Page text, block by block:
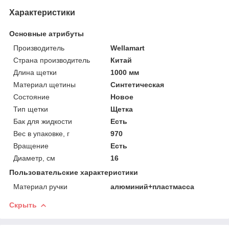
Характеристики
Основные атрибуты
Производитель
Wellamart
Страна производитель
Китай
Длина щетки
1000 мм
Материал щетины
Синтетическая
Состояние
Новое
Тип щетки
Щетка
Бак для жидкости
Есть
Вес в упаковке, г
970
Вращение
Есть
Диаметр, см
16
Пользовательские характеристики
Материал ручки
алюминий+пластмасса
Скрыть